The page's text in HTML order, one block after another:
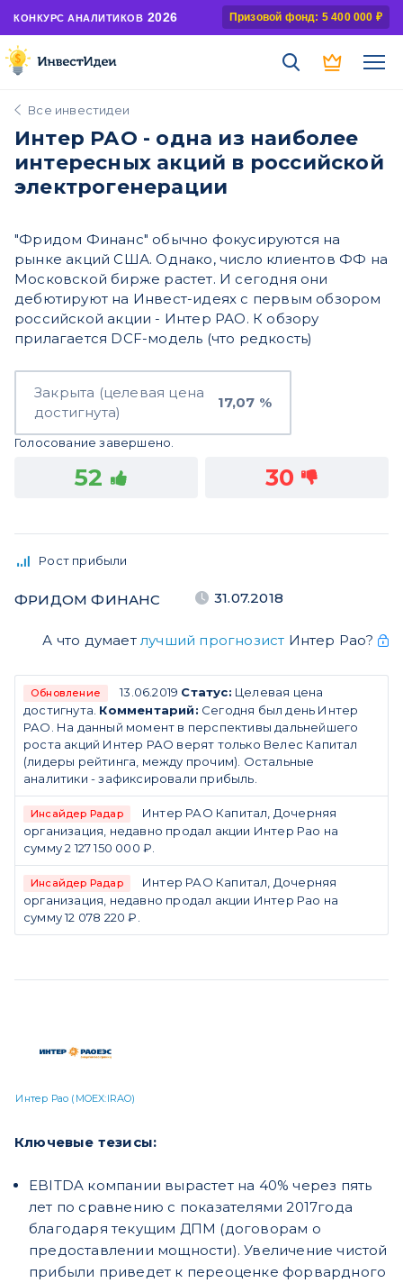
КОНКУРС АНАЛИТИКОВ 2026 Призовой фонд: 5 400 000 ₽
Все инвестидеи
Интер РАО - одна из наиболее
интересных акций в российской
электрогенерации
"Фридом Финанс" обычно фокусируются на
рынке акций США. Однако, число клиентов ФФ на
Московской бирже растет. И сегодня они
дебютируют на Инвест-идеях с первым обзором
российской акции - Интер РАО. К обзору
прилагается DCF-модель (что редкость)
Закрыта (целевая цена
достигнута)
17,07 %
Голосование завершено.
52 30
Рост прибыли
ФРИДОМ ФИНАНС 31.07.2018
А что думает лучший прогнозист Интер Рао?
Обновление 13.06.2019 Статус: Целевая цена
достигнута. Комментарий: Сегодня был день Интер
РАО. На данный момент в перспективы дальнейшего
роста акций Интер РАО верят только Велес Капитал
(лидеры рейтинга, между прочим). Остальные
аналитики - зафиксировали прибыль.
Инсайдер Радар
Интер РАО Капитал, Дочерняя
организация, недавно продал акции Интер Рао на
сумму 2 127 150 000 ₽.
Инсайдер Радар
Интер РАО Капитал, Дочерняя
организация, недавно продал акции Интер Рао на
сумму 12 078 220 ₽.
Интер Рао (MOEX:IRAO)
Ключевые тезисы:
EBITDA компании вырастет на 40% через пять
лет по сравнению с показателями 2017года
благодаря текущим ДПМ (договорам о
предоставлении мощности). Увеличение чистой
прибыли приведет к переоценке форвардного